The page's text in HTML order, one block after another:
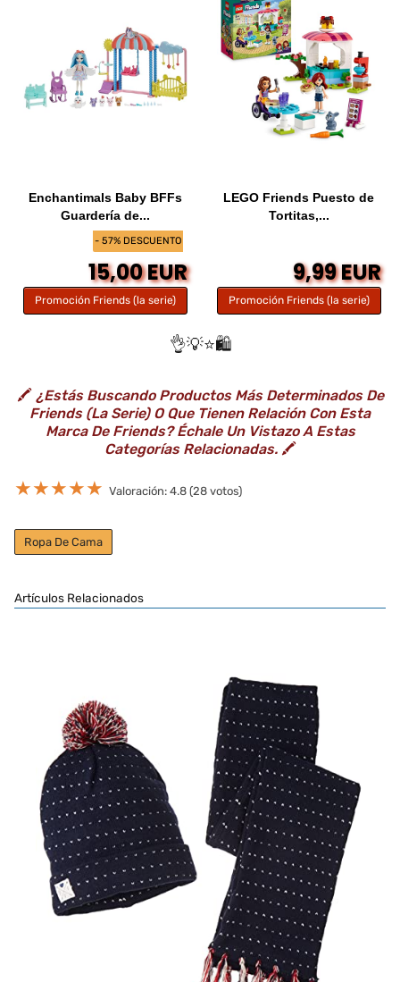
- 57% DESCUENTO
Enchantimals Baby BFFs
Guardería de...
15,00 EUR
Promoción Friends (la serie)
LEGO Friends Puesto de
Tortitas,...
9,99 EUR
Promoción Friends (la serie)
👌💡⭐️🛍️
🖍️ ¿Estás Buscando Productos Más Determinados De
Friends (la Serie) O Que Tienen Relación Con Esta
Marca De Friends? Échale Un Vistazo A Estas
Categorías Relacionadas.🖍️
★★★★★ Valoración: 4.8 (28 votos)
Ropa De Cama
Artículos Relacionados